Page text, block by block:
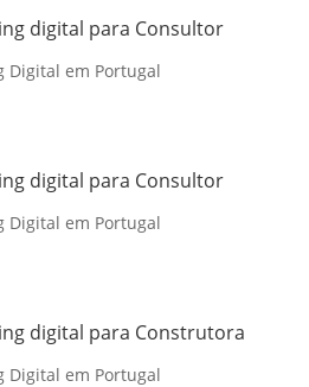
digital para Consultor
Digital em Portugal
digital para Consultor
Digital em Portugal
digital para Construtora
Digital em Portugal